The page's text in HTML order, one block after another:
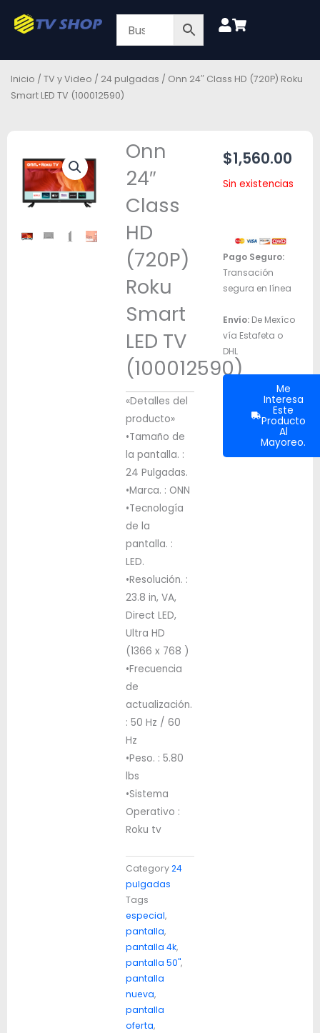
Inicio / TV y Video / 24 pulgadas / Onn 24″ Class HD (720P) Roku
Smart LED TV (100012590)
Onn
24″
Class
HD
(720P)
Roku
Smart
LED TV
(100012590)
«Detalles del
producto»
•Tamaño de
la pantalla. :
24 Pulgadas.
•Marca. : ONN
•Tecnología
de la
pantalla. :
LED.
•Resolución. :
23.8 in, VA,
Direct LED,
Ultra HD
(1366 x 768 )
•Frecuencia
de
actualización.
: 50 Hz / 60
Hz
•Peso. : 5.80
lbs
•Sistema
Operativo :
Roku tv
Category24
pulgadas
Tags
especial,
pantalla,
pantalla 4k,
pantalla 50",
pantalla
nueva,
pantalla
oferta,
$1,560.00
Sin existencias
Pago Seguro:
Transación
segura en línea
Envío:De Mexíco
vía Estafeta o
DHL
Me
Interesa
Este
Producto
Al
Mayoreo.